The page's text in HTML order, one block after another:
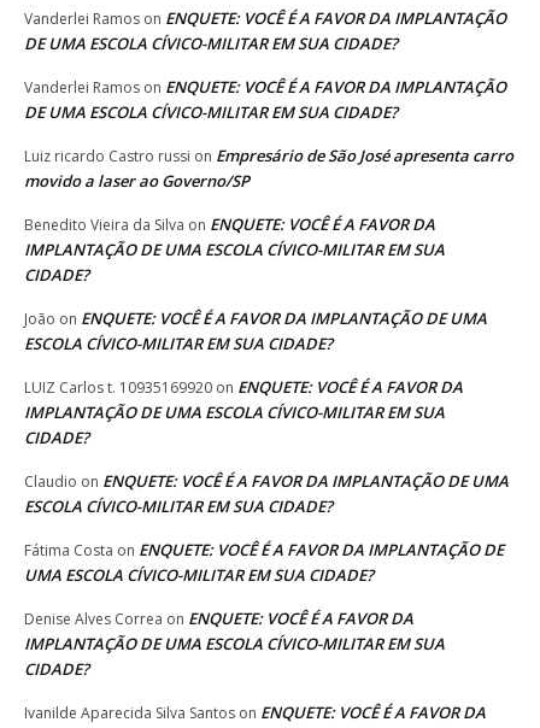
Vanderlei Ramos on ENQUETE: VOCÊ É A FAVOR DA IMPLANTAÇÃO
DE UMA ESCOLA CÍVICO-MILITAR EM SUA CIDADE?
Vanderlei Ramos on ENQUETE: VOCÊ É A FAVOR DA IMPLANTAÇÃO
DE UMA ESCOLA CÍVICO-MILITAR EM SUA CIDADE?
Luiz ricardo Castro russi on Empresário de São José apresenta carro
movido a laser ao Governo/SP
Benedito Vieira da Silva on ENQUETE: VOCÊ É A FAVOR DA
IMPLANTAÇÃO DE UMA ESCOLA CÍVICO-MILITAR EM SUA
CIDADE?
João on ENQUETE: VOCÊ É A FAVOR DA IMPLANTAÇÃO DE UMA
ESCOLA CÍVICO-MILITAR EM SUA CIDADE?
LUIZ Carlos t. 10935169920 on ENQUETE: VOCÊ É A FAVOR DA
IMPLANTAÇÃO DE UMA ESCOLA CÍVICO-MILITAR EM SUA
CIDADE?
Claudio on ENQUETE: VOCÊ É A FAVOR DA IMPLANTAÇÃO DE UMA
ESCOLA CÍVICO-MILITAR EM SUA CIDADE?
Fátima Costa on ENQUETE: VOCÊ É A FAVOR DA IMPLANTAÇÃO DE
UMA ESCOLA CÍVICO-MILITAR EM SUA CIDADE?
Denise Alves Correa on ENQUETE: VOCÊ É A FAVOR DA
IMPLANTAÇÃO DE UMA ESCOLA CÍVICO-MILITAR EM SUA
CIDADE?
Ivanilde Aparecida Silva Santos on ENQUETE: VOCÊ É A FAVOR DA